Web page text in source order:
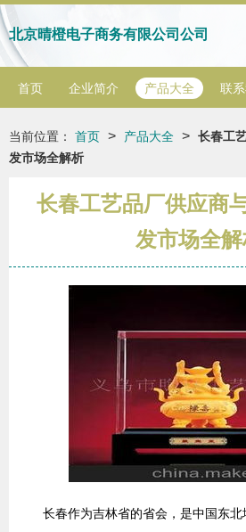
北京晴橙电子商务有限公司公司
首页 企业简介 产品大全 联
当前位置： 首页 > 产品大全 > 长春工
发市场全解析
长春工艺品厂供应商
发市场全
长春作为吉林省的省会，是中国东